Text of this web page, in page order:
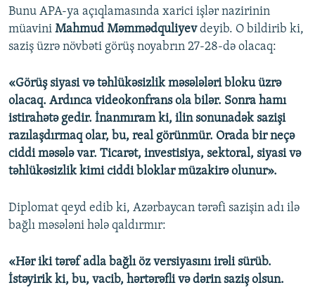
Bunu APA-ya açıqlamasında xarici işlər nazirinin
müavini Mahmud Məmmədquliyevdeyib. O bildirib ki,
saziş üzrə növbəti görüş noyabrın 27-28-də olacaq:
«Görüş siyasi və təhlükəsizlik məsələləri bloku üzrə
olacaq. Ardınca videokonfrans ola bilər. Sonra hamı
istirahətə gedir. İnanmıram ki, ilin sonunadək sazişi
razılaşdırmaq olar, bu, real görünmür. Orada bir neçə
ciddi məsələ var. Ticarət, investisiya, sektoral, siyasi və
təhlükəsizlik kimi ciddi bloklar müzakirə olunur».
Diplomat qeyd edib ki, Azərbaycan tərəfi sazişin adı ilə
bağlı məsələni hələ qaldırmır:
«Hər iki tərəf adla bağlı öz versiyasını irəli sürüb.
İstəyirik ki, bu, vacib, hərtərəfli və dərin saziş olsun.